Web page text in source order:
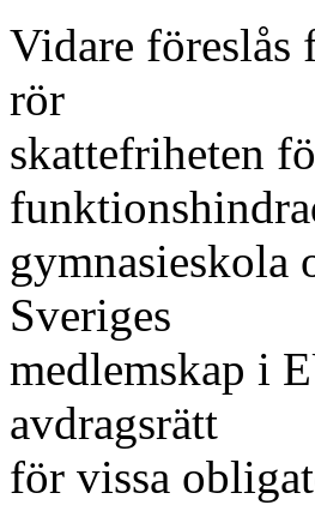
Vidare föreslås
rör
skattefriheten
Sveriges
medlemskap i
avdragsrätt
för vissa